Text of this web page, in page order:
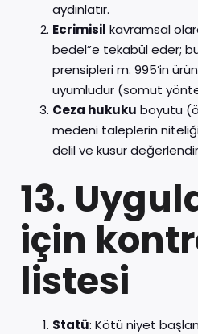
aydınlatır.
Ecrimisil kavramsal
bedel”e tekabül eder;
prensipleri m. 995’in
uyumludur (somut
Ceza hukuku boyutu
medeni taleplerin
delil ve kusur
13.
için
listesi
Statü: Kötü niyet